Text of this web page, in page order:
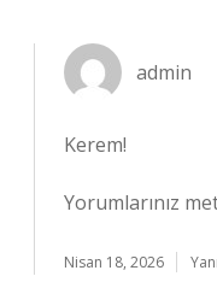
admin
Kerem!
Yorumlarınız
Nisan 18, 2026